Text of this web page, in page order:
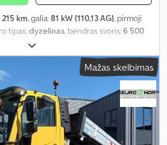
215 km, galia:81 kW (110,13 AG), pirmoji
tipas:dyzelinas, bendras svoris:6 500
, sėdimų vietų skaičius:
visų varančiųjų ratų pavara,
Mažas skelbimas